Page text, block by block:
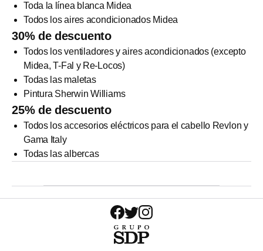
Toda la línea blanca Midea
Todos los aires acondicionados Midea
30% de descuento
Todos los ventiladores y aires acondicionados (excepto
Midea, T-Fal y Re-Locos)
Todas las maletas
Pintura Sherwin Williams
25% de descuento
Todos los accesorios eléctricos para el cabello Revlon y
Gama Italy
Todas las albercas